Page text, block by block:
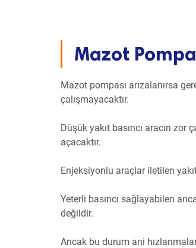
Mazot
Mazot pompası arızalanırsa
çalışmayacaktır.
Düşük yakıt basıncı aracın
açacaktır.
Enjeksiyonlu araçlar iletilen
Yeterli basıncı sağlayabilen
değildir.
Ancak bu durum ani